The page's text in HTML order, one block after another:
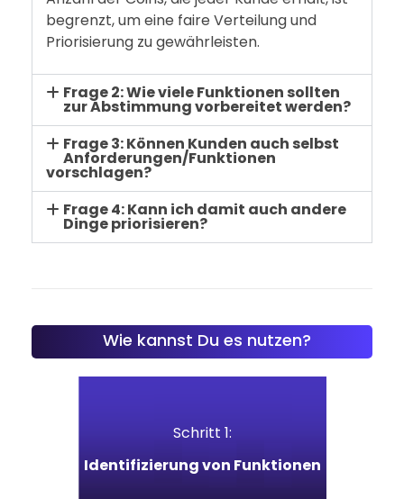
begrenzt, um eine faire Verteilung und
Priorisierung zu gewährleisten.
Frage 2: Wie viele Funktionen sollten
zur Abstimmung vorbereitet werden?
Frage 3: Können Kunden auch selbst
Anforderungen/Funktionen
vorschlagen?
Frage 4: Kann ich damit auch andere
Dinge priorisieren?
Wie kannst Du es nutzen?
Schritt 1:
Identifizierung von Funktionen